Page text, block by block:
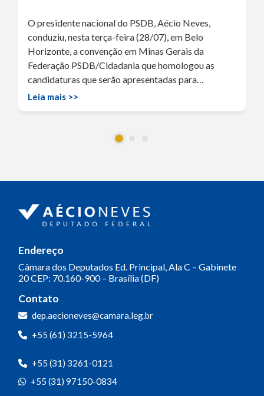
O presidente nacional do PSDB, Aécio Neves,
conduziu, nesta terça-feira (28/07), em Belo
Horizonte, a convenção em Minas Gerais da
Federação PSDB/Cidadania que homologou as
candidaturas que serão apresentadas para…
Leia mais >>
Endereço
Câmara dos Deputados Ed. Principal, Ala C – Gabinete
20CEP: 70.160-900 – Brasília (DF)
Contato
dep.aecioneves@camara.leg.br
+55 (61) 3215-5964
+55 (31) 3261-0121
+55 (31) 97150-0834